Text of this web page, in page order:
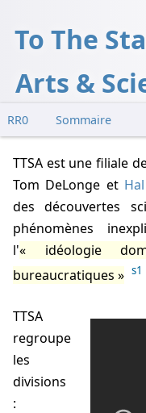
To The
Arts &
RR0 Sommaire
Annonce
Videos
Nimitz / "tic tac"
"Go fast"
Documentaire
TTSA est une filiale
Tom DeLonge et
des découvertes
phénomènes
l'
idéologie
bureaucratiques
s1
TTSA
regroupe
les
divisions
: